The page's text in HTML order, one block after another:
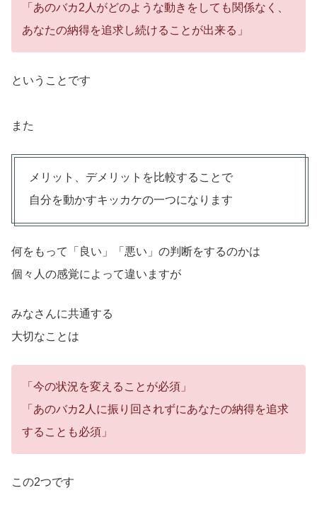
「あのバカ2人がどのような動きをしても関係なく、
あなたの納得を追求し続けることが出来る」
ということです
また
メリット、デメリットを比較することで
自分を動かすキッカケの一つになります
何をもって「良い」「悪い」の判断をするのかは
個々人の感覚によって違いますが
みなさんに共通する
大切なことは
「今の状況を変えることが必須」
「あのバカ2人に振り回されずにあなたの納得を追求
することも必須」
この2つです